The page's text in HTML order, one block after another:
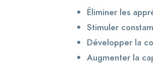
Éliminer les
Stimuler
Développer la
Augmenter la